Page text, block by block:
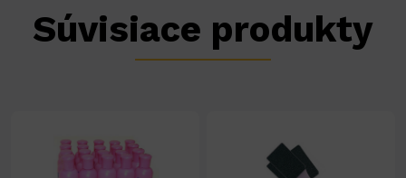
Súvisiace produkty